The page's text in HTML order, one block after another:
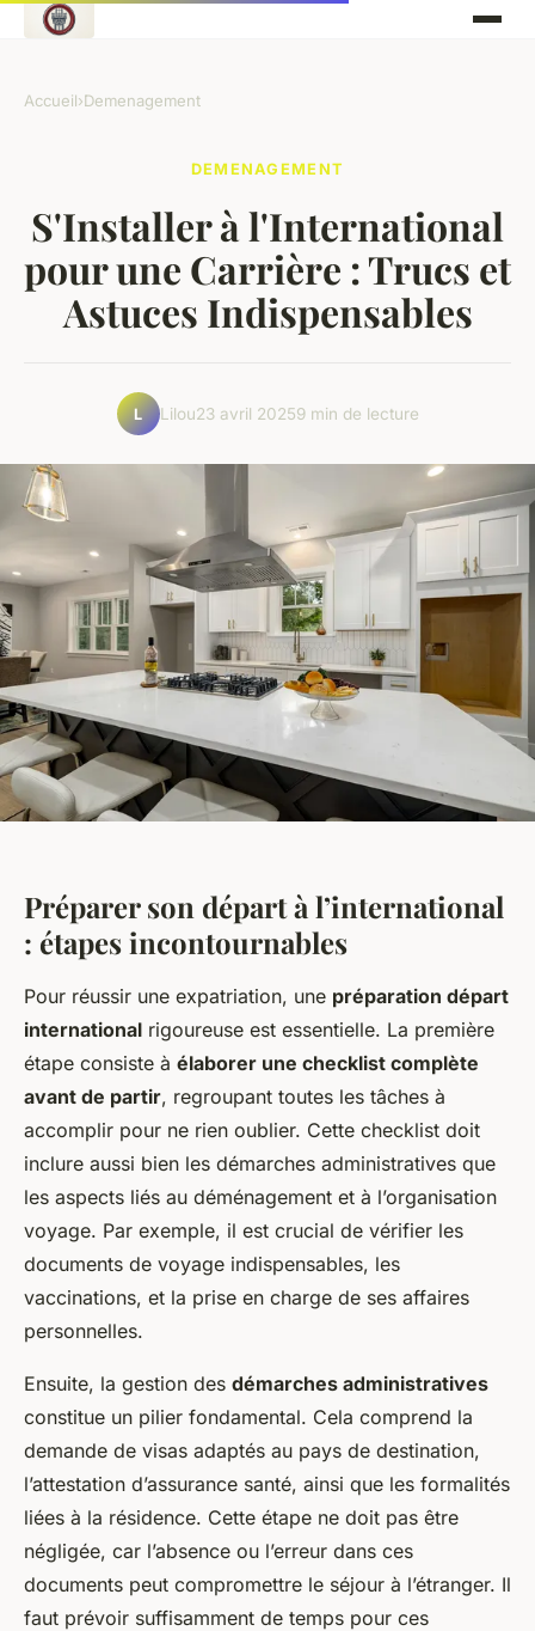
Accueil›Demenagement
DEMENAGEMENT
S'Installer à l'International
pour une Carrière : Trucs et
Astuces Indispensables
L Lilou23 avril 20259 min de lecture
Préparer son départ à l’international
: étapes incontournables
Pour réussir une expatriation, une préparation départ
international rigoureuse est essentielle. La première
étape consiste à élaborer une checklist complète
avant de partir, regroupant toutes les tâches à
accomplir pour ne rien oublier. Cette checklist doit
inclure aussi bien les démarches administratives que
les aspects liés au déménagement et à l’organisation
voyage. Par exemple, il est crucial de vérifier les
documents de voyage indispensables, les
vaccinations, et la prise en charge de ses affaires
personnelles.
Ensuite, la gestion des démarches administratives
constitue un pilier fondamental. Cela comprend la
demande de visas adaptés au pays de destination,
l’attestation d’assurance santé, ainsi que les formalités
liées à la résidence. Cette étape ne doit pas être
négligée, car l’absence ou l’erreur dans ces
documents peut compromettre le séjour à l’étranger. Il
faut prévoir suffisamment de temps pour ces